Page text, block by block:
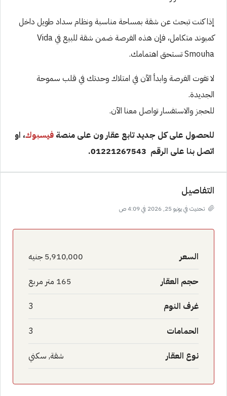
إذا كنت تبحث عن شقة بمساحة مناسبة ونظام سداد طويل داخل
كمبوند متكامل، فإن هذه الفرصة ضمن شقة للبيع في Vida
Smouha تستحق اهتمامك.
لا تفوت الفرصة وابدأ الآن في امتلاك وحدتك في قلب سموحة
الجديدة.
للحجز والاستفسار تواصل معنا الآن.
للحصول على كل جديد تابع عقار ون على منصة فيسبوك، او
اتصل بنا على الرقم 01221267543.
التفاصيل
تحديث في يونيو 25, 2026 في 4:09 ص
السعر 5,910,000 جنيه
حجم العقار 165 متر مربع
غرف النوم 3
الحمامات 3
نوع العقار شقة, سكني